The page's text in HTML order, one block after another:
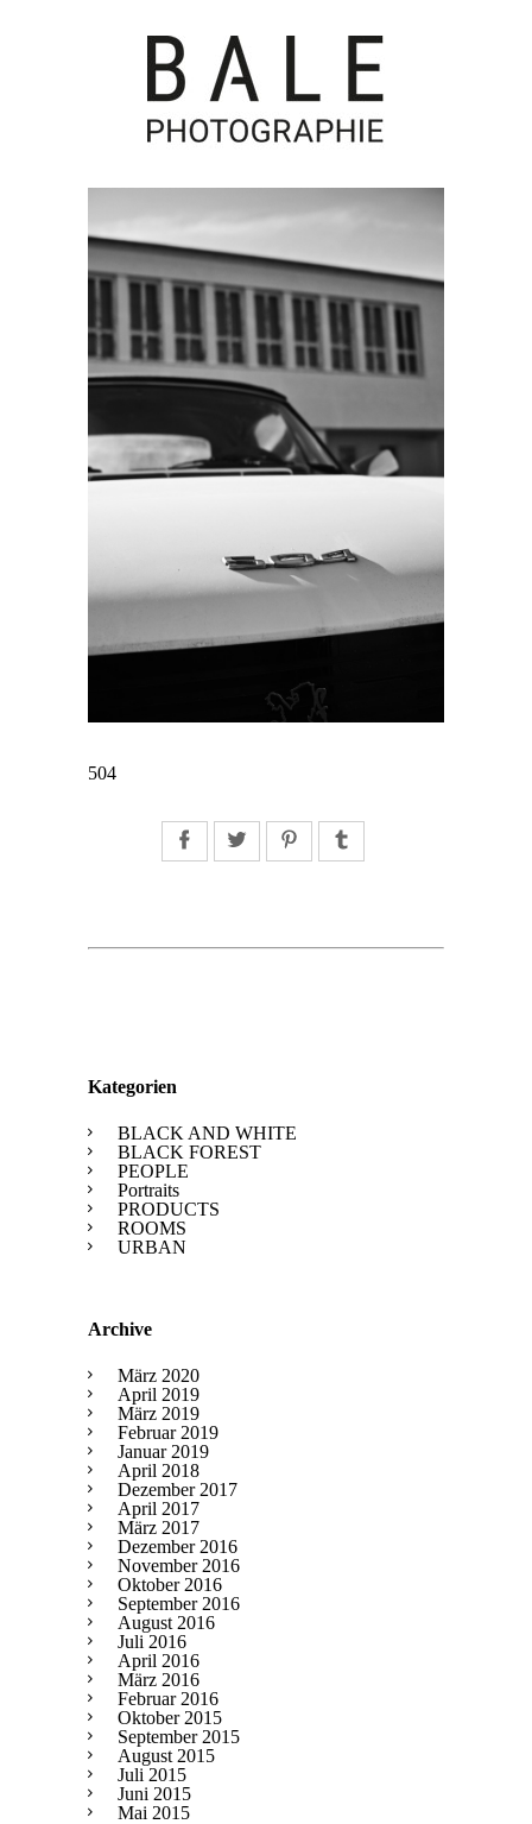
504
FacebookTwitter Pinterest
Kategorien
BLACK AND WHITE
BLACK FOREST
PEOPLE
Portraits
PRODUCTS
ROOMS
URBAN
Archive
März 2020
April 2019
März 2019
Februar 2019
Januar 2019
April 2018
Dezember 2017
April 2017
März 2017
Dezember 2016
November 2016
Oktober 2016
September 2016
August 2016
Juli 2016
April 2016
März 2016
Februar 2016
Oktober 2015
September 2015
August 2015
Juli 2015
Juni 2015
Mai 2015